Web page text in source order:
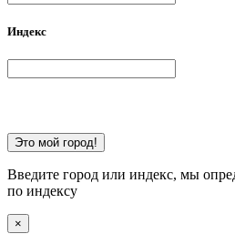
Индекс
Это мой город!
Введите город или индекс, мы
по индексу
×